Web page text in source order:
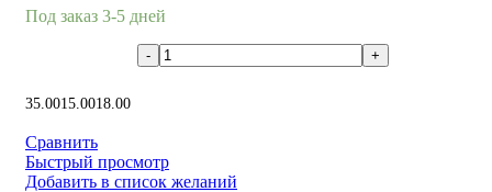
Под заказ 3-5 дней
35.0015.0018.00
Сравнить
Быстрый просмотр
Добавить в список желаний